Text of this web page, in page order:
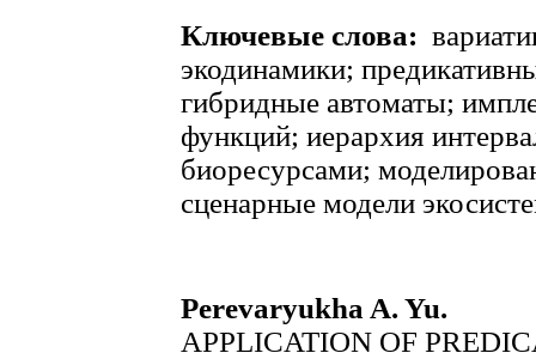
Ключевые слова:
экодинамики;
гибридные автоматы;
функций; иерархия
биоресурсами;
сценарные модели
Perevaryukha A. Yu.
APPLICATION OF